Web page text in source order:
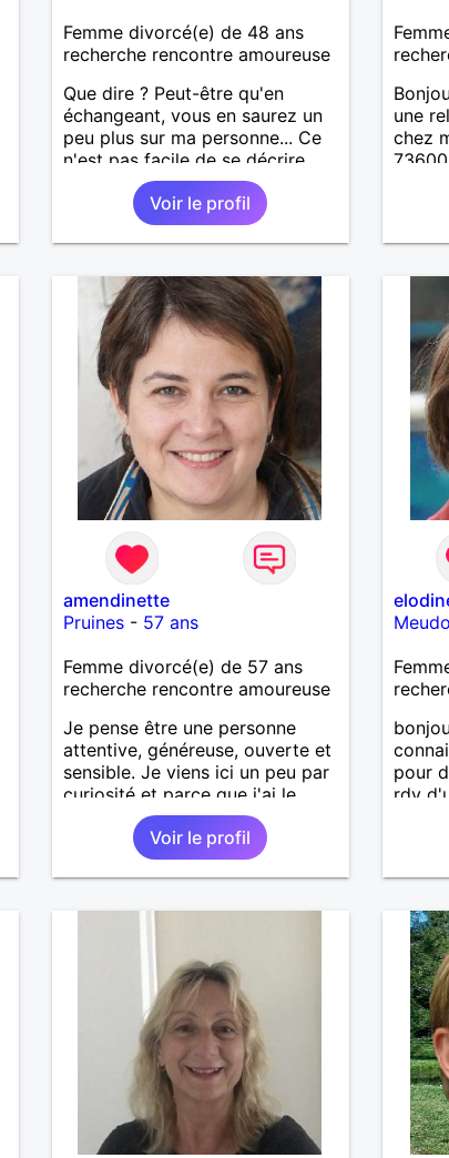
Femme divorcé(e) de 48 ans
recherche rencontre amoureuse
Que dire ? Peut-être qu'en
échangeant, vous en saurez un
peu plus sur ma personne... Ce
n'est pas facile de se décrire
soi-même
Voir le profil
une
chez
entre
de
qui n
amendinette
Pruines- 57 ans
Femme divorcé(e) de 57 ans
recherche rencontre amoureuse
Je pense être une personne
attentive, généreuse, ouverte et
sensible. Je viens ici un peu par
curiosité et parce que j'ai le
sentiment que de temps en
temps, le destin à besoin d'un
petit coup de pouce!
Voir le profil
pour
rdv